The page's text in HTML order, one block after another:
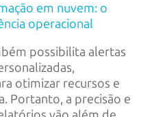
em nuvem: o
operacional
possibilita alertas
otimizar recursos e
Portanto, a precisão e